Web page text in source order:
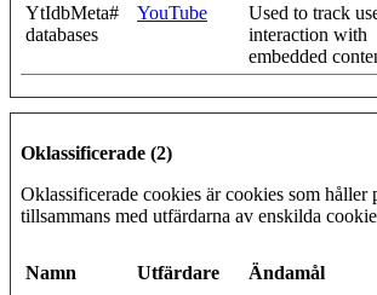
YtIdbMeta#
databases
YouTube
Used to track
interaction with
embedded
Oklassificerade (2)
Oklassificerade cookies är cookies som håller
tillsammans med utfärdarna av enskilda
Namn Utfärdare Ändamål